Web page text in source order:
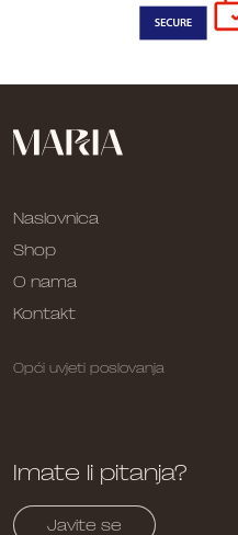
Naslovnica
Shop
O nama
Kontakt
Opći uvjeti poslovanja
Imate li pitanja?
Javite se